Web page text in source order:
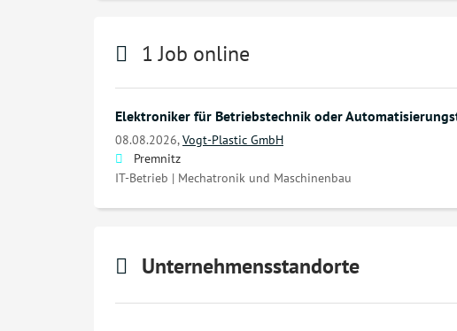
1 Job online
Elektroniker für Betriebstechnik oder
08.08.2026,Vogt-Plastic GmbH
Premnitz
IT-Betrieb | Mechatronik und Maschinenbau
Unternehmensstandorte